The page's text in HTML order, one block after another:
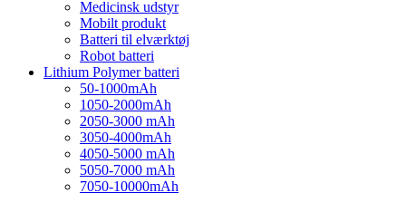
Medicinsk udstyr
Mobilt produkt
Batteri til elværktøj
Robot batteri
Lithium Polymer batteri
50-1000mAh
1050-2000mAh
2050-3000 mAh
3050-4000mAh
4050-5000 mAh
5050-7000 mAh
7050-10000mAh